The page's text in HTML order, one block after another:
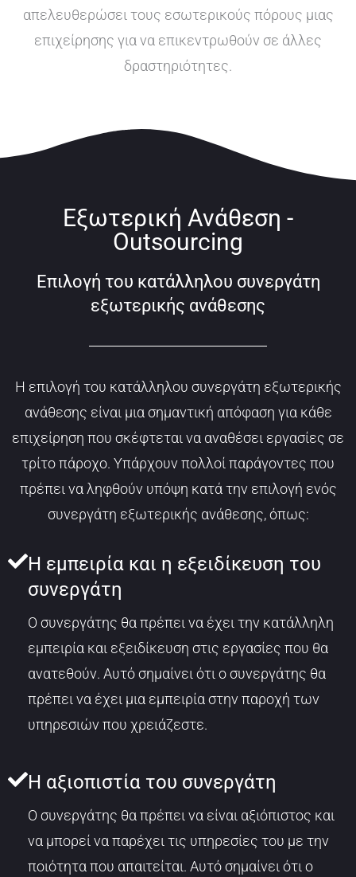
απελευθερώσει τους εσωτερικούς πόρους μιας
επιχείρησης για να επικεντρωθούν σε άλλες
δραστηριότητες.
Εξωτερική Ανάθεση -
Outsourcing
Επιλογή του κατάλληλου συνεργάτη
εξωτερικής ανάθεσης
Η επιλογή του κατάλληλου συνεργάτη εξωτερικής
ανάθεσης είναι μια σημαντική απόφαση για κάθε
επιχείρηση που σκέφτεται να αναθέσει εργασίες σε
τρίτο πάροχο. Υπάρχουν πολλοί παράγοντες που
πρέπει να ληφθούν υπόψη κατά την επιλογή ενός
συνεργάτη εξωτερικής ανάθεσης, όπως:
Η εμπειρία και η εξειδίκευση του
συνεργάτη
Ο συνεργάτης θα πρέπει να έχει την κατάλληλη
εμπειρία και εξειδίκευση στις εργασίες που θα
ανατεθούν. Αυτό σημαίνει ότι ο συνεργάτης θα
πρέπει να έχει μια εμπειρία στην παροχή των
υπηρεσιών που χρειάζεστε.
Η αξιοπιστία του συνεργάτη
Ο συνεργάτης θα πρέπει να είναι αξιόπιστος και
να μπορεί να παρέχει τις υπηρεσίες του με την
ποιότητα που απαιτείται. Αυτό σημαίνει ότι ο